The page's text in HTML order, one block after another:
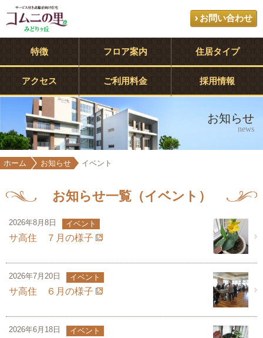
お問い合わせ
特徴 フロア案内 住居タイプ
アクセス ご利用料金 採用情報
お知らせ
news
ホーム お知らせ イベント
お知らせ一覧（イベント）
2026年8月8日 イベント
サ高住 ７月の様子
2026年7月20日 イベント
サ高住 ６月の様子
2026年6月18日 イベント